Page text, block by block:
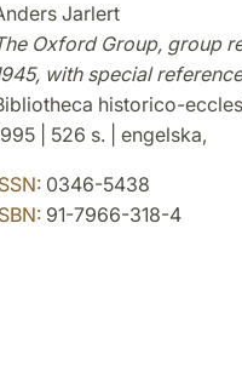
Jarlert
Oxford Group, group
with special
historico-
| 526 s. | engelska,
0346-5438
91-7966-318-4